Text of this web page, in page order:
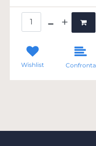
Wishlist Confronta